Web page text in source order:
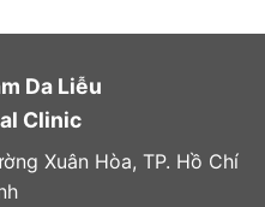
Da Liễu
Clinic
Xuân Hòa, TP. Hồ Chí